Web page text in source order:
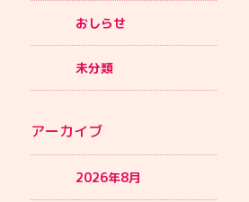
おしらせ
未分類
アーカイブ
2026年8月